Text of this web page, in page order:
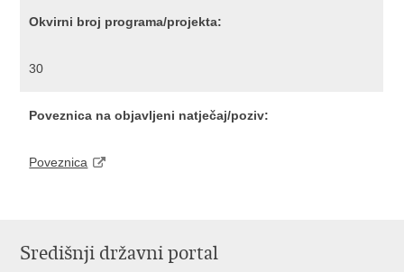
Okvirni broj programa/projekta:
30
Poveznica na objavljeni natječaj/poziv:
Poveznica
Središnji državni portal